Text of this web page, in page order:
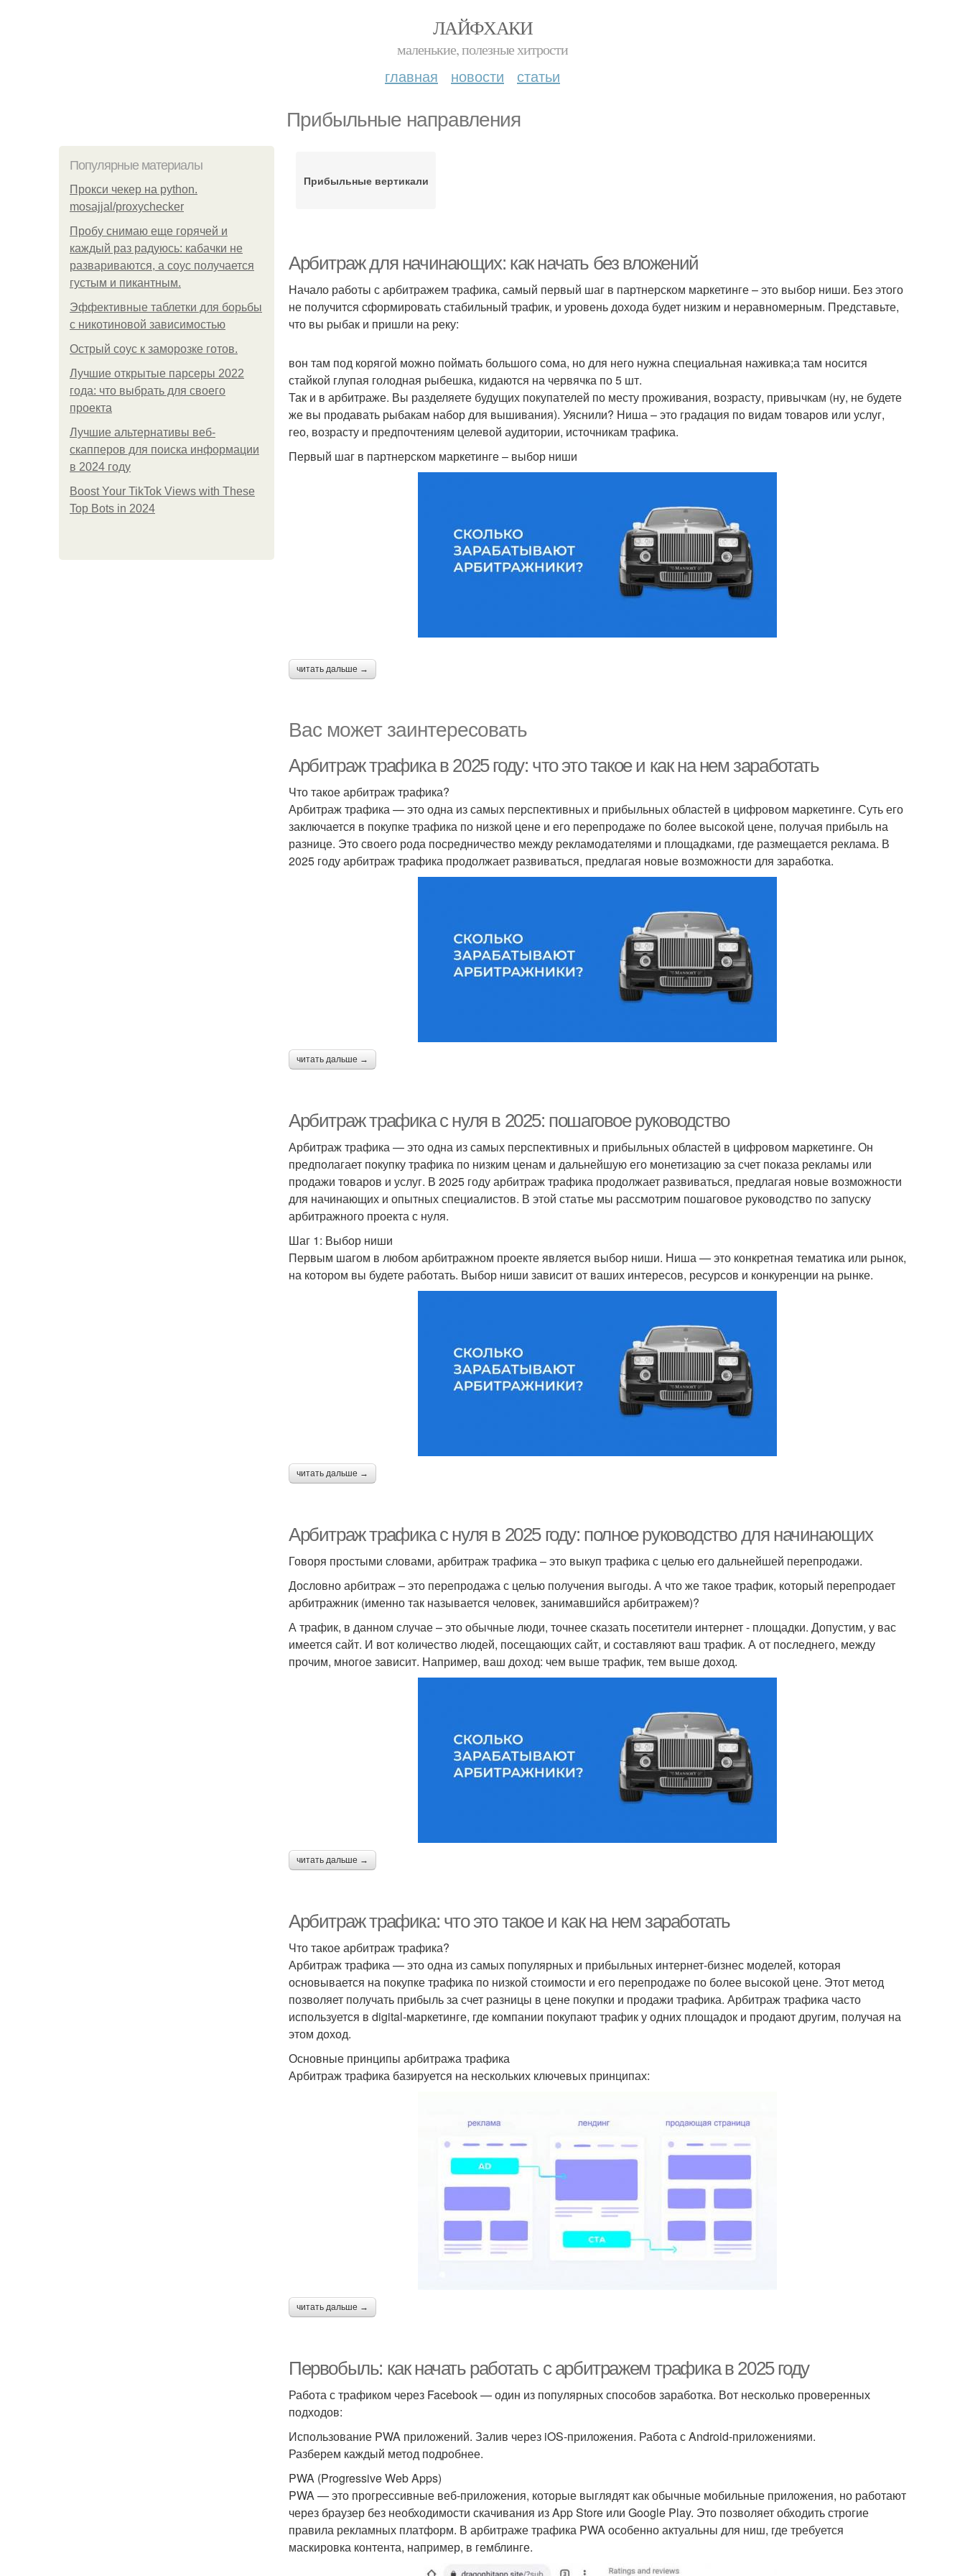
ЛАЙФХАКИ
маленькие, полезные хитрости
главная новости статьи
Прибыльные направления
Популярные материалы
Прокси чекер на python.
mosajjal/proxychecker
Пробу снимаю еще горячей и
каждый раз радуюсь: кабачки не
развариваются, а соус получается
густым и пикантным.
Эффективные таблетки для борьбы
с никотиновой зависимостью
Острый соус к заморозке готов.
Лучшие открытые парсеры 2022
года: что выбрать для своего
проекта
Лучшие альтернативы веб-
скапперов для поиска информации
в 2024 году
Boost Your TikTok Views with These
Top Bots in 2024
Прибыльные вертикали
Арбитраж для начинающих: как начать без вложений
Начало работы с арбитражем трафика, самый первый шаг в партнерском маркетинге – это выбор ниши. Без этого
не получится сформировать стабильный трафик, и уровень дохода будет низким и неравномерным. Представьте,
что вы рыбак и пришли на реку:
вон там под корягой можно поймать большого сома, но для него нужна специальная наживка;а там носится
стайкой глупая голодная рыбешка, кидаются на червячка по 5 шт.
Так и в арбитраже. Вы разделяете будущих покупателей по месту проживания, возрасту, привычкам (ну, не будете
же вы продавать рыбакам набор для вышивания). Уяснили? Ниша – это градация по видам товаров или услуг,
гео, возрасту и предпочтениям целевой аудитории, источникам трафика.
Первый шаг в партнерском маркетинге – выбор ниши
читать дальше →
Вас может заинтересовать
Арбитраж трафика в 2025 году: что это такое и как на нем заработать
Что такое арбитраж трафика?
Арбитраж трафика — это одна из самых перспективных и прибыльных областей в цифровом маркетинге. Суть его
заключается в покупке трафика по низкой цене и его перепродаже по более высокой цене, получая прибыль на
разнице. Это своего рода посредничество между рекламодателями и площадками, где размещается реклама. В
2025 году арбитраж трафика продолжает развиваться, предлагая новые возможности для заработка.
читать дальше →
Арбитраж трафика с нуля в 2025: пошаговое руководство
Арбитраж трафика — это одна из самых перспективных и прибыльных областей в цифровом маркетинге. Он
предполагает покупку трафика по низким ценам и дальнейшую его монетизацию за счет показа рекламы или
продажи товаров и услуг. В 2025 году арбитраж трафика продолжает развиваться, предлагая новые возможности
для начинающих и опытных специалистов. В этой статье мы рассмотрим пошаговое руководство по запуску
арбитражного проекта с нуля.
Шаг 1: Выбор ниши
Первым шагом в любом арбитражном проекте является выбор ниши. Ниша — это конкретная тематика или рынок,
на котором вы будете работать. Выбор ниши зависит от ваших интересов, ресурсов и конкуренции на рынке.
читать дальше →
Арбитраж трафика с нуля в 2025 году: полное руководство для начинающих
Говоря простыми словами, арбитраж трафика – это выкуп трафика с целью его дальнейшей перепродажи.
Дословно арбитраж – это перепродажа с целью получения выгоды. А что же такое трафик, который перепродает
арбитражник (именно так называется человек, занимавшийся арбитражем)?
А трафик, в данном случае – это обычные люди, точнее сказать посетители интернет - площадки. Допустим, у вас
имеется сайт. И вот количество людей, посещающих сайт, и составляют ваш трафик. А от последнего, между
прочим, многое зависит. Например, ваш доход: чем выше трафик, тем выше доход.
читать дальше →
Арбитраж трафика: что это такое и как на нем заработать
Что такое арбитраж трафика?
Арбитраж трафика — это одна из самых популярных и прибыльных интернет-бизнес моделей, которая
основывается на покупке трафика по низкой стоимости и его перепродаже по более высокой цене. Этот метод
позволяет получать прибыль за счет разницы в цене покупки и продажи трафика. Арбитраж трафика часто
используется в digital-маркетинге, где компании покупают трафик у одних площадок и продают другим, получая на
этом доход.
Основные принципы арбитража трафика
Арбитраж трафика базируется на нескольких ключевых принципах:
читать дальше →
Первобыль: как начать работать с арбитражем трафика в 2025 году
Работа с трафиком через Facebook — один из популярных способов заработка. Вот несколько проверенных
подходов:
Использование PWA приложений. Залив через iOS-приложения. Работа с Android-приложениями.
Разберем каждый метод подробнее.
PWA (Progressive Web Apps)
PWA — это прогрессивные веб-приложения, которые выглядят как обычные мобильные приложения, но работают
через браузер без необходимости скачивания из App Store или Google Play. Это позволяет обходить строгие
правила рекламных платформ. В арбитраже трафика PWA особенно актуальны для ниш, где требуется
маскировка контента, например, в гемблинге.